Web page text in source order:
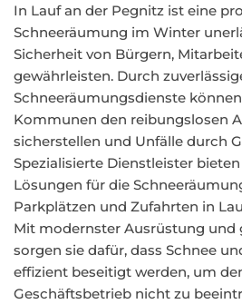
In Lauf an der Pegnitz ist eine
Schneeräumung im Winter
Sicherheit von Bürgern,
gewährleisten. Durch
Schneeräumungsdienste
Kommunen den reibungslosen
sicherstellen und Unfälle durch
Spezialisierte Dienstleister
Lösungen für die
Parkplätzen und Zufahrten in
Mit modernster Ausrüstung und
sorgen sie dafür, dass Schnee
effizient beseitigt werden, um
Geschäftsbetrieb nicht zu